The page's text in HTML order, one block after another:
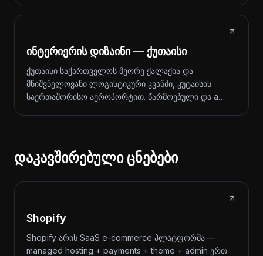
ინტერიერის დიზაინი — ქუთაისი
ქუთაისი საქართველოს მეორე ქალაქია და
მნიშვნელოვანი ლოგისტიკური კვანძი, კუტაისის
საერთაშორისო აეროპორტით. წარმოებული და a…
დაკავშირებული ცნებები
Shopify
Shopify არის SaaS e-commerce პლატფორმა —
managed hosting + payments + theme + admin ერთ